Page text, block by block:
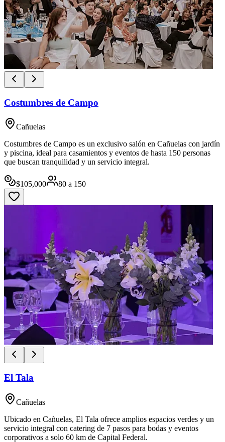
Costumbres de Campo
Cañuelas
Costumbres de Campo es un exclusivo salón en Cañuelas con jardín
y piscina, ideal para casamientos y eventos de hasta 150 personas
que buscan tranquilidad y un servicio integral.
$105,000 80 a 150
El Tala
Cañuelas
Ubicado en Cañuelas, El Tala ofrece amplios espacios verdes y un
servicio integral con catering de 7 pasos para bodas y eventos
corporativos a solo 60 km de Capital Federal.